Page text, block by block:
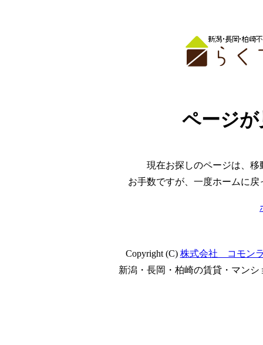
ページ
現在お探しのページは、
お手数ですが、一度ホームに
Copyright (C) 株式会社 コモン
新潟・長岡・柏崎の賃貸・マン